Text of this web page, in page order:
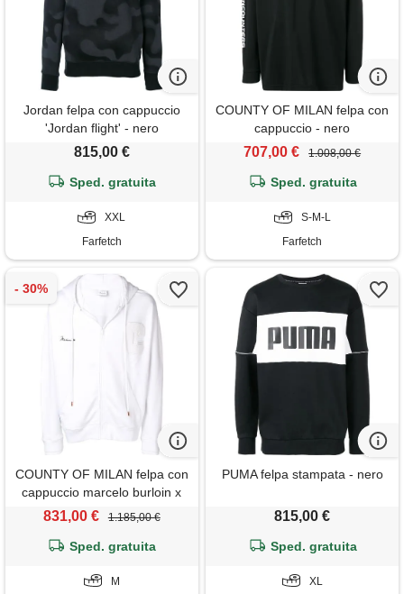
Jordan felpa con cappuccio
'Jordan flight' - nero
815,00 €
Sped. gratuita
XXL
Farfetch
COUNTY OF MILAN felpa con
cappuccio - nero
707,00 € 1.008,00 €
Sped. gratuita
S-M-L
Farfetch
COUNTY OF MILAN felpa con
cappuccio marcelo burloin x
muhammad ali - bianco
831,00 € 1.185,00 €
Sped. gratuita
M
PUMA felpa stampata - nero
815,00 €
Sped. gratuita
XL